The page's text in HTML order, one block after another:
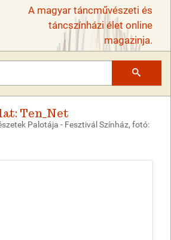
A magyar táncművészeti és
táncszínházi élet online
magazinja.
Ten_Net
Palotája - Fesztivál Színház, fotó: